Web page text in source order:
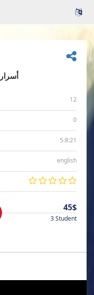
12
0
5:8:21
english
45$
3 Student